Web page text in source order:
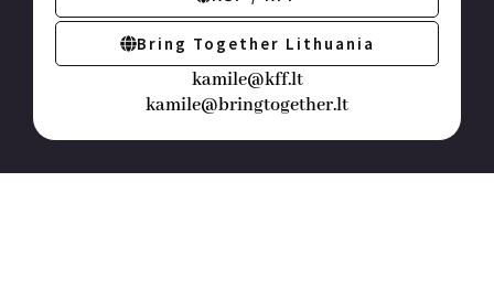
Bring Together Lithuania
kamile@kff.lt
kamile@bringtogether.lt